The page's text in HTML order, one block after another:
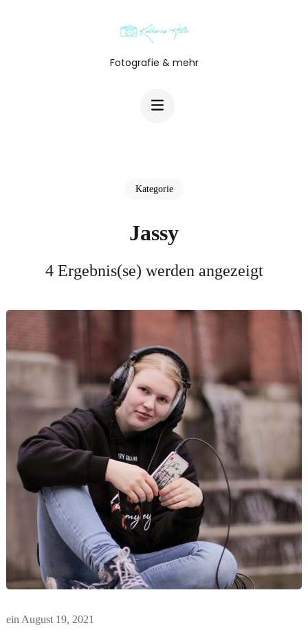
Fotografie & mehr
Kategorie
Jassy
4 Ergebnis(se) werden angezeigt
ein August 19, 2021